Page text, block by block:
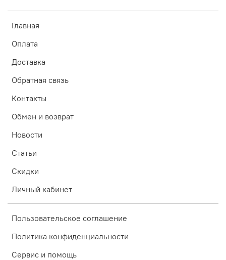
Главная
Оплата
Доставка
Обратная связь
Контакты
Обмен и возврат
Новости
Статьи
Скидки
Личный кабинет
Пользовательское соглашение
Политика конфиденциальности
Сервис и помощь